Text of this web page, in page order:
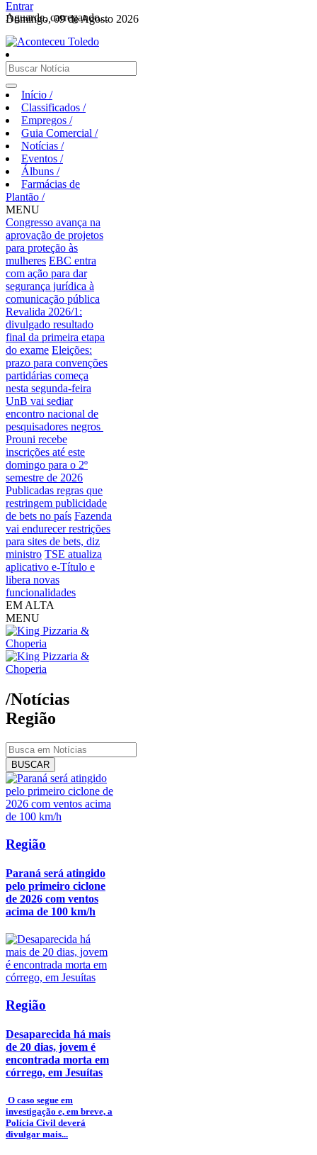
Aguarde, carregando...
Entrar
Domingo, 09 de Agosto 2026
Início /
Classificados /
Empregos /
Guia Comercial /
Notícias /
Eventos /
Álbuns /
Farmácias de
Plantão /
MENU
Congresso avança na
aprovação de projetos
para proteção às
mulheres EBC entra
com ação para dar
segurança jurídica à
comunicação pública
Revalida 2026/1:
divulgado resultado
final da primeira etapa
do exame Eleições:
prazo para convenções
partidárias começa
nesta segunda-feira
UnB vai sediar
encontro nacional de
pesquisadores negros
Prouni recebe
inscrições até este
domingo para o 2º
semestre de 2026
Publicadas regras que
restringem publicidade
de bets no país Fazenda
vai endurecer restrições
para sites de bets, diz
ministro TSE atualiza
aplicativo e-Título e
libera novas
funcionalidades
EM ALTA
MENU
/Notícias
Região
BUSCAR
Região
Paraná será atingido
pelo primeiro ciclone
de 2026 com ventos
acima de 100 km/h
Região
Desaparecida há mais
de 20 dias, jovem é
encontrada morta em
córrego, em Jesuítas
O caso segue em
investigação e, em breve, a
Polícia Civil deverá
divulgar mais...